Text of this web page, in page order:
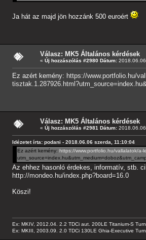
Ja hát az majd jön hozzánk 500 euroért
Válasz: MK5 Általános kérdések
« Új hozzászólás #2980 Dátum:
Ez azért kemény: https://www.portfolio.hu/
Válasz: MK5 Általános kérdések
« Új hozzászólás #2981 Dátum:
Idézetet írta: podani - 2018.06.06 szerda, 11:10:04
Ez azért kemény: https://www.portfolio.hu/vallalatok/a-
Az ehhez hasonló érdekes, informatív, stb.
http://mondeo.hu/index.php?board=16.0
Köszi!
Ex: MKIV, 2012.04. 2.2 TDCi aut. 200LE Titanium-S
Ex: MKIII, 2003.09. 2.0 TDCi 130LE Ghia-Executive